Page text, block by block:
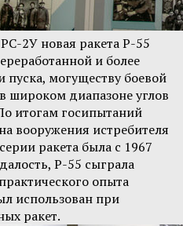
2У новая ракета Р-55
и более
могуществу боевой
широком диапазоне углов
итогам госипытаний
вооружения истребителя
ракета была с 1967
Р-55 сыграла
опыта
использован при
ракет.